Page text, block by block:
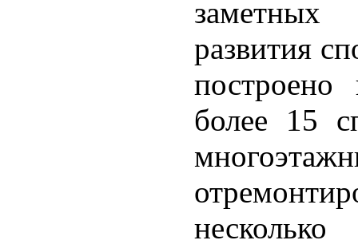
развития
более 15